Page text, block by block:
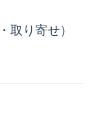
取り寄せ）